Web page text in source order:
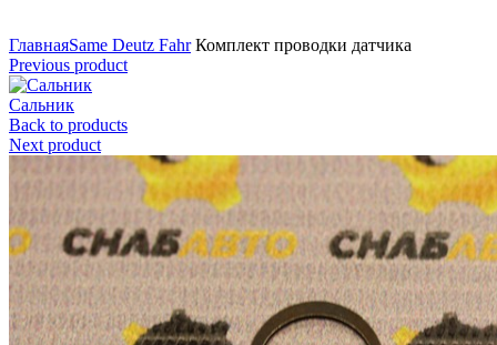
ГлавнаяSame Deutz FahrКомплект проводки датчика
Previous product
Сальник
Back to products
Next product